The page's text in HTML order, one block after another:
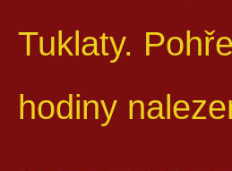
Tuklaty.
hodiny